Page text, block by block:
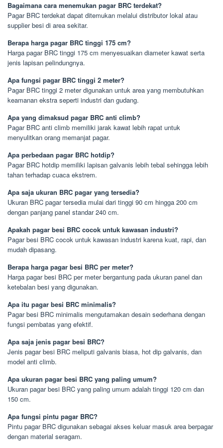
Bagaimana cara menemukan pagar BRC terdekat?
Pagar BRC terdekat dapat ditemukan melalui distributor lokal atau
supplier besi di area sekitar.
Berapa harga pagar BRC tinggi 175 cm?
Harga pagar BRC tinggi 175 cm menyesuaikan diameter kawat serta
jenis lapisan pelindungnya.
Apa fungsi pagar BRC tinggi 2 meter?
Pagar BRC tinggi 2 meter digunakan untuk area yang membutuhkan
keamanan ekstra seperti industri dan gudang.
Apa yang dimaksud pagar BRC anti climb?
Pagar BRC anti climb memiliki jarak kawat lebih rapat untuk
menyulitkan orang memanjat pagar.
Apa perbedaan pagar BRC hotdip?
Pagar BRC hotdip memiliki lapisan galvanis lebih tebal sehingga lebih
tahan terhadap cuaca ekstrem.
Apa saja ukuran BRC pagar yang tersedia?
Ukuran BRC pagar tersedia mulai dari tinggi 90 cm hingga 200 cm
dengan panjang panel standar 240 cm.
Apakah pagar besi BRC cocok untuk kawasan industri?
Pagar besi BRC cocok untuk kawasan industri karena kuat, rapi, dan
mudah dipasang.
Berapa harga pagar besi BRC per meter?
Harga pagar besi BRC per meter bergantung pada ukuran panel dan
ketebalan besi yang digunakan.
Apa itu pagar besi BRC minimalis?
Pagar besi BRC minimalis mengutamakan desain sederhana dengan
fungsi pembatas yang efektif.
Apa saja jenis pagar besi BRC?
Jenis pagar besi BRC meliputi galvanis biasa, hot dip galvanis, dan
model anti climb.
Apa ukuran pagar besi BRC yang paling umum?
Ukuran pagar besi BRC yang paling umum adalah tinggi 120 cm dan
150 cm.
Apa fungsi pintu pagar BRC?
Pintu pagar BRC digunakan sebagai akses keluar masuk area berpagar
dengan material seragam.